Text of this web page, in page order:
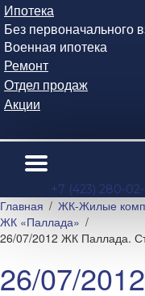
Ипотека
Без первоначального
Военная ипотека
Ремонт
Отдел продаж
Акции
+7 (423) 280-
Главная
ЖК-Жилые
ЖК «Паллада»
26/07/2012 ЖК Паллада.
26/07/